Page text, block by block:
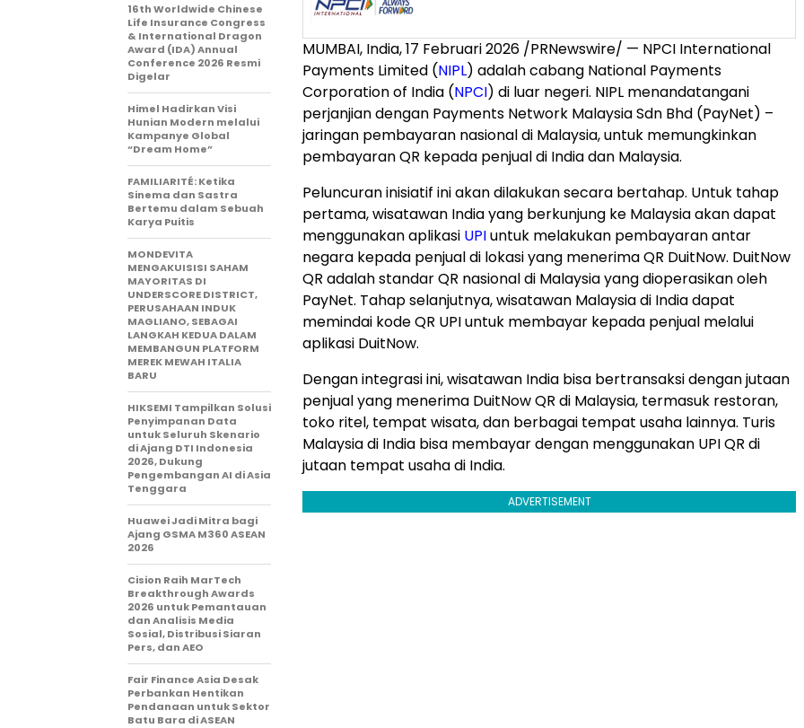
MUMBAI, India,17 Februari 2026 /PRNewswire/ — NPCI International
Payments Limited (NIPL) adalah cabang National Payments
Corporation of India (NPCI) di luar negeri. NIPL menandatangani
perjanjian dengan Payments Network Malaysia Sdn Bhd (PayNet) –
jaringan pembayaran nasional di Malaysia, untuk memungkinkan
pembayaran QR kepada penjual di India dan Malaysia.
Peluncuran inisiatif ini akan dilakukan secara bertahap. Untuk tahap
pertama, wisatawan India yang berkunjung ke Malaysia akan dapat
menggunakan aplikasi UPIuntuk melakukan pembayaran antar
negara kepada penjual di lokasi yang menerima QR DuitNow. DuitNow
QR adalah standar QR nasional di Malaysia yang dioperasikan oleh
PayNet. Tahap selanjutnya, wisatawan Malaysia di India dapat
memindai kode QR UPI untuk membayar kepada penjual melalui
aplikasi DuitNow.
Dengan integrasi ini, wisatawan India bisa bertransaksi dengan jutaan
penjual yang menerima DuitNow QR di Malaysia, termasuk restoran,
toko ritel, tempat wisata, dan berbagai tempat usaha lainnya. Turis
Malaysia di India bisa membayar dengan menggunakan UPI QR di
jutaan tempat usaha di India.
ADVERTISEMENT
16th Worldwide Chinese
Life Insurance Congress
& International Dragon
Award (IDA) Annual
Conference 2026 Resmi
Digelar
Himel Hadirkan Visi
Hunian Modern melalui
Kampanye Global
“Dream Home”
FAMILIARITÉ: Ketika
Sinema dan Sastra
Bertemu dalam Sebuah
Karya Puitis
MONDEVITA
MENGAKUISISI SAHAM
MAYORITAS DI
UNDERSCORE DISTRICT,
PERUSAHAAN INDUK
MAGLIANO, SEBAGAI
LANGKAH KEDUA DALAM
MEMBANGUN PLATFORM
MEREK MEWAH ITALIA
BARU
HIKSEMI Tampilkan Solusi
Penyimpanan Data
untuk Seluruh Skenario
di Ajang DTI Indonesia
2026, Dukung
Pengembangan AI di Asia
Tenggara
Huawei Jadi Mitra bagi
Ajang GSMA M360 ASEAN
2026
Cision Raih MarTech
Breakthrough Awards
2026 untuk Pemantauan
dan Analisis Media
Sosial, Distribusi Siaran
Pers, dan AEO
Fair Finance Asia Desak
Perbankan Hentikan
Pendanaan untuk Sektor
Batu Bara di ASEAN